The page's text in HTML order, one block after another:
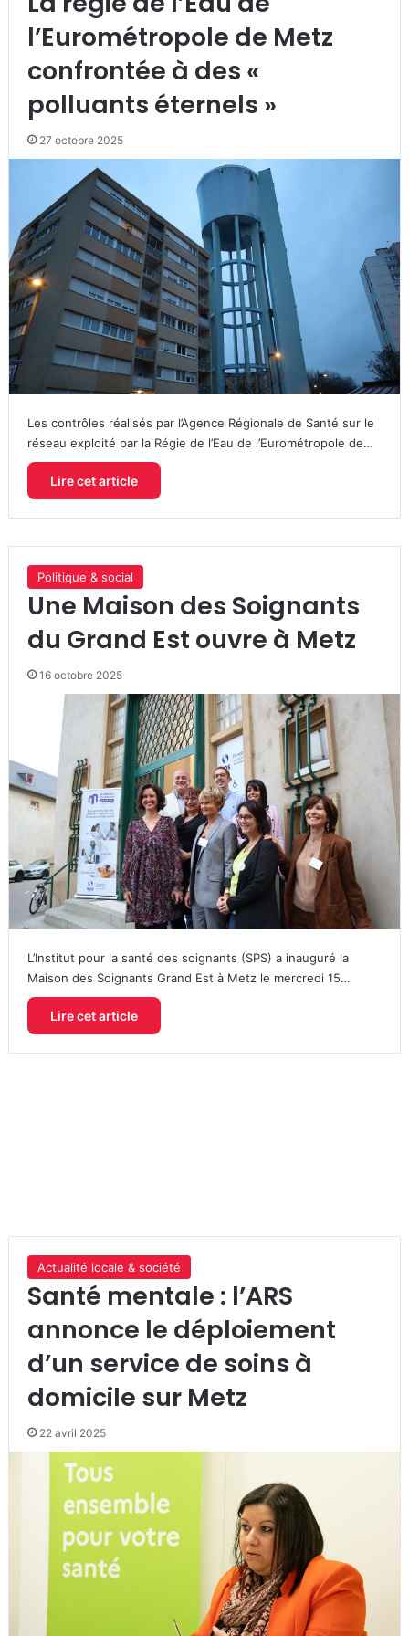
l’Eurométropole de Metz
confrontée à des «
polluants éternels »
27 octobre 2025
Les contrôles réalisés par l’Agence Régionale de Santé sur le
réseau exploité par la Régie de l’Eau de l’Eurométropole de…
Lire cet article
Politique & social
Une Maison des Soignants
du Grand Est ouvre à Metz
16 octobre 2025
L’Institut pour la santé des soignants (SPS) a inauguré la
Maison des Soignants Grand Est à Metz le mercredi 15…
Lire cet article
Actualité locale & société
Santé mentale : l’ARS
annonce le déploiement
d’un service de soins à
domicile sur Metz
22 avril 2025